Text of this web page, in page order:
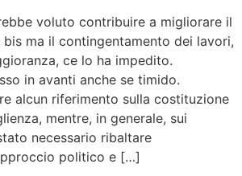
voluto contribuire a migliorare il
ma il contingentamento dei lavori,
ce lo ha impedito.
in avanti anche se timido.
alcun riferimento sulla costituzione
mentre, in generale, sui
necessario ribaltare
politico e […]